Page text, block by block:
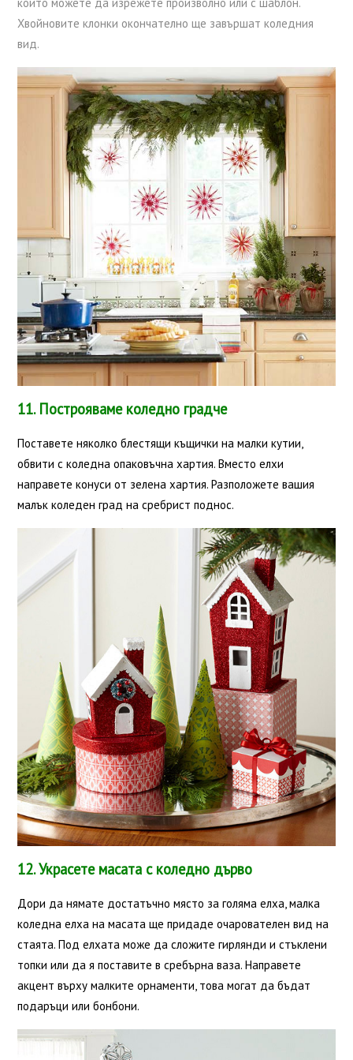
които можете да изрежете произволно или с шаблон.
Хвойновите клонки окончателно ще завършат коледния
вид.
11. Построяваме коледно градче
Поставете няколко блестящи къщички на малки кутии,
обвити с коледна опаковъчна хартия. Вместо елхи
направете конуси от зелена хартия. Разположете вашия
малък коледен град на сребрист поднос.
12. Украсете масата с коледно дърво
Дори да нямате достатъчно място за голяма елха, малка
коледна елха на масата ще придаде очарователен вид на
стаята. Под елхата може да сложите гирлянди и стъклени
топки или да я поставите в сребърна ваза. Направете
акцент върху малките орнаменти, това могат да бъдат
подаръци или бонбони.